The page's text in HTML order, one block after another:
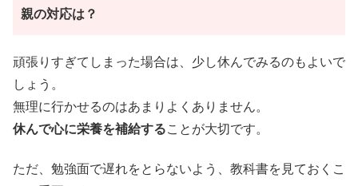
親の対応は？
頑張りすぎてしまった場合は、少し休んでみるのもよいで
しょう。
無理に行かせるのはあまりよくありません。
休んで心に栄養を補給することが大切です。
ただ、勉強面で遅れをとらないよう、教科書を見ておくこ